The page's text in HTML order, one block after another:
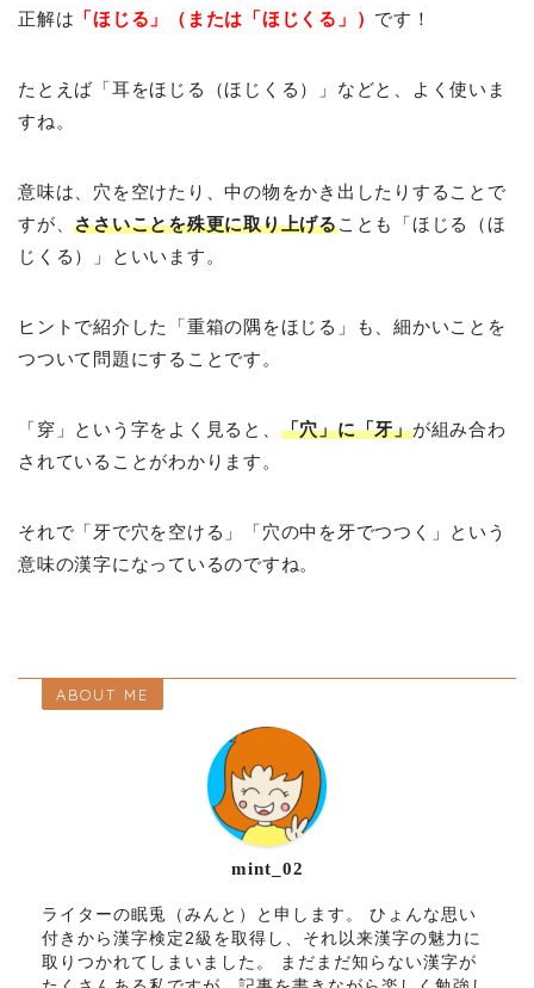
正解は 「ほじる」（または「ほじくる」） です！
たとえば「耳をほじる（ほじくる）」などと、よく使いま
すね。
意味は、穴を空けたり、中の物をかき出したりすることで
すが、ささいことを殊更に取り上げることも「ほじる（ほ
じくる）」といいます。
ヒントで紹介した「重箱の隅をほじる」も、細かいことを
つついて問題にすることです。
「穿」という字をよく見ると、 「穴」に「牙」が組み合わ
されていることがわかります。
それで「牙で穴を空ける」「穴の中を牙でつつく」という
意味の漢字になっているのですね。
ABOUT ME
mint_02
ライターの眠兎（みんと）と申します。 ひょんな思い
付きから漢字検定2級を取得し、それ以来漢字の魅力に
取りつかれてしまいました。 まだまだ知らない漢字が